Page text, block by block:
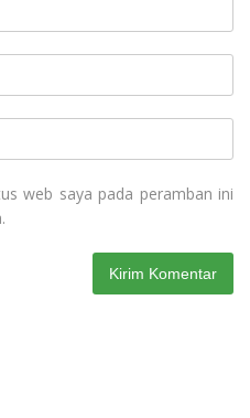
web saya pada peramban ini